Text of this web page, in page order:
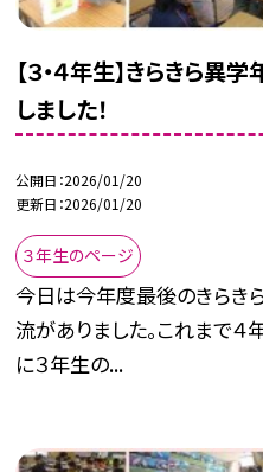
【３・４年生】きらきら異
しました！
公開日 2026/01/20
更新日 2026/01/20
３年生のページ
今日は今年度最後のきらき
流がありました。これまで４
に３年生の...